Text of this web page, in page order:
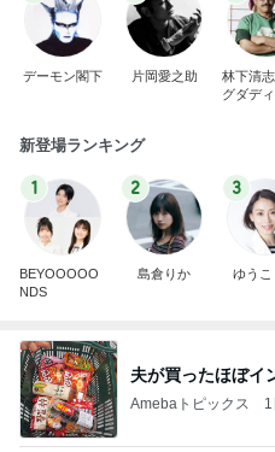
デーモン閣下 片岡愛之助
林下清
グダデ
新登場ランキング
1
BEYOOOOO
NDS
2
島倉りか
3
ゆうこ
夫が買ったほぼイ
Amebaトピックス